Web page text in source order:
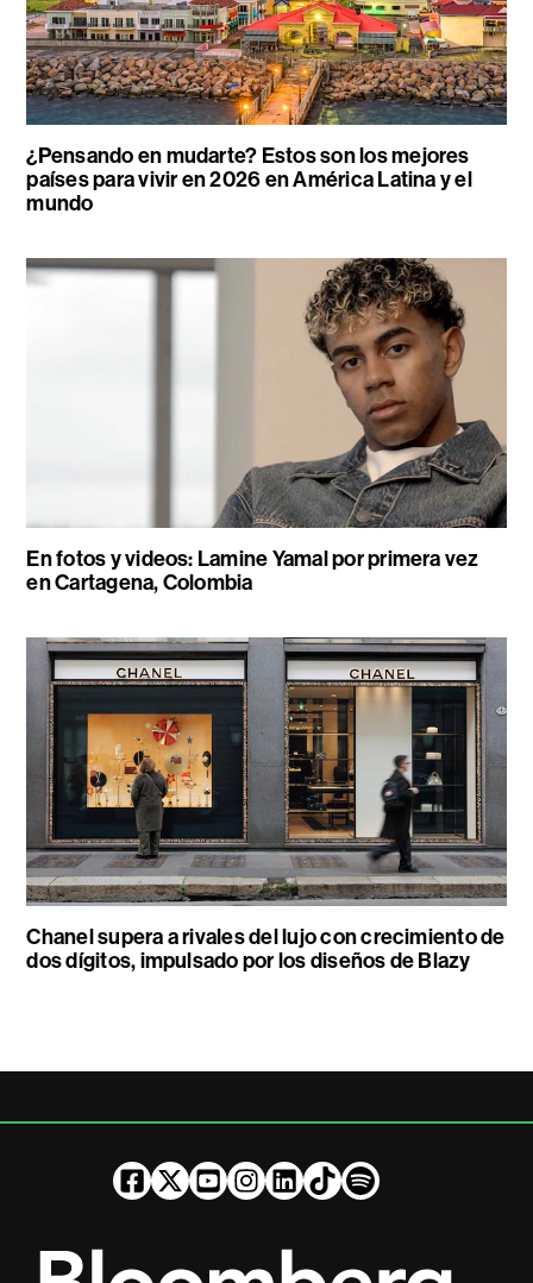
¿Pensando en mudarte? Estos son los mejores
países para vivir en 2026 en América Latina y el
mundo
En fotos y videos: Lamine Yamal por primera vez
en Cartagena, Colombia
Chanel supera a rivales del lujo con crecimiento de
dos dígitos, impulsado por los diseños de Blazy